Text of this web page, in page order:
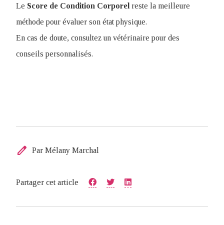
Le Score de Condition Corporel reste la meilleure
méthode pour évaluer son état physique.
En cas de doute, consultez un vétérinaire pour des
conseils personnalisés.
edit Par Mélany Marchal
Partager cet article